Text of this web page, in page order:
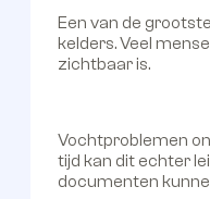
Een van de
kelders. Veel
zichtbaar is.
Vochtproblemen
tijd kan dit echter
documenten